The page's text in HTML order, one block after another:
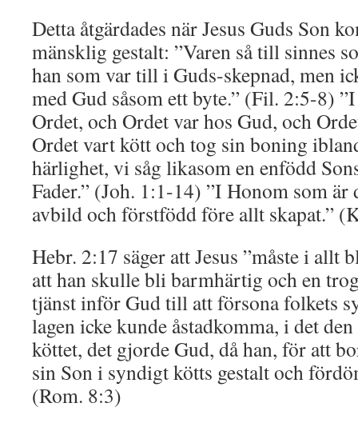
Detta åtgärdades när Jesus Guds Son
mänsklig gestalt: ”Varen så till sinnes
han som var till i Guds-skepnad, men
med Gud såsom ett byte.” (Fil. 2:5-8)
Ordet, och Ordet var hos Gud, och
Ordet vart kött och tog sin boning
härlighet, vi såg likasom en enfödd
Fader.” (Joh. 1:1-14) ”I Honom som är
avbild och förstfödd före allt skapat.”
Hebr. 2:17 säger att Jesus ”måste i allt
att han skulle bli barmhärtig och en
tjänst inför Gud till att försona folkets
lagen icke kunde åstadkomma, i det
köttet, det gjorde Gud, då han, för att
sin Son i syndigt kötts gestalt och
(Rom. 8:3)